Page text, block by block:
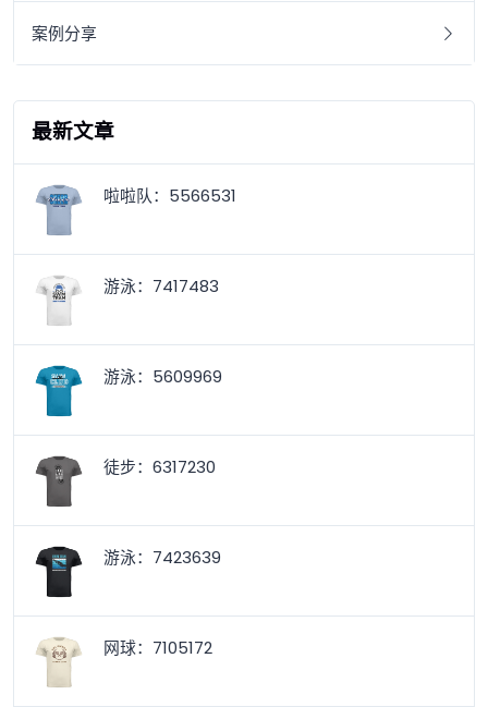
案例分享
最新文章
啦啦队：5566531
游泳：7417483
游泳：5609969
徒步：6317230
游泳：7423639
网球：7105172